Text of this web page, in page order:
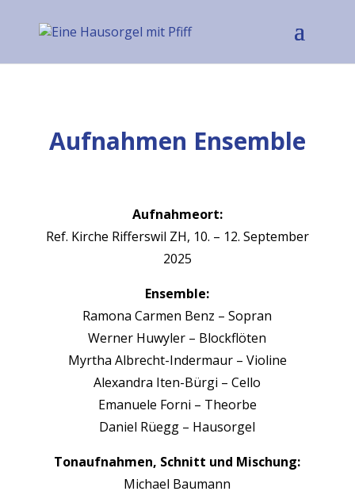
Aufnahmen Ensemble
Auf­nah­me­ort:
Ref. Kirche Rif­fer­swil ZH, 10. – 12. Sep­tem­ber
2025
Ensem­ble:
Ramona Car­men Benz – Sopran
Wern­er Huwyler – Block­flöten
Myrtha Albrecht-Inder­maur – Vio­line
Alexan­dra Iten-Bür­gi – Cel­lo
Emanuele Forni – The­o­rbe
Daniel Rüegg – Hau­sorgel
Tonauf­nah­men, Schnitt und Mis­chung:
Michael Bau­mann